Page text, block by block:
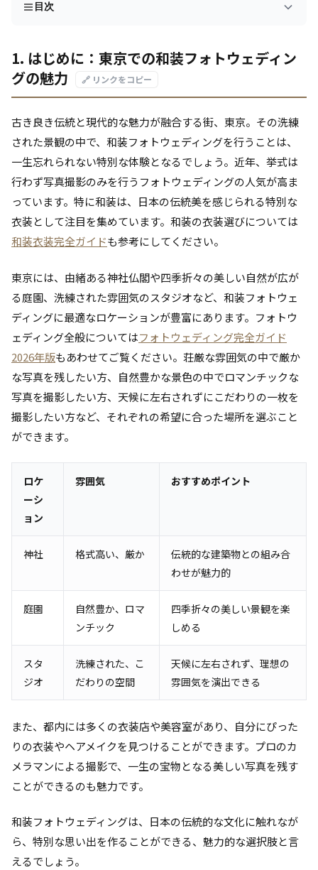
目次
1. はじめに：東京での和装フォトウェディン
グの魅力
🔗 リンクをコピー
古き良き伝統と現代的な魅力が融合する街、東京。その洗練
された景観の中で、和装フォトウェディングを行うことは、
一生忘れられない特別な体験となるでしょう。近年、挙式は
行わず写真撮影のみを行うフォトウェディングの人気が高ま
っています。特に和装は、日本の伝統美を感じられる特別な
衣装として注目を集めています。和装の衣装選びについては
和装衣装完全ガイドも参考にしてください。
東京には、由緒ある神社仏閣や四季折々の美しい自然が広が
る庭園、洗練された雰囲気のスタジオなど、和装フォトウェ
ディングに最適なロケーションが豊富にあります。フォトウ
ェディング全般についてはフォトウェディング完全ガイド
2026年版もあわせてご覧ください。荘厳な雰囲気の中で厳か
な写真を残したい方、自然豊かな景色の中でロマンチックな
写真を撮影したい方、天候に左右されずにこだわりの一枚を
撮影したい方など、それぞれの希望に合った場所を選ぶこと
ができます。
ロケ
ーシ
ョン
雰囲気 おすすめポイント
神社 格式高い、厳か
伝統的な建築物との組み合
わせが魅力的
庭園
自然豊か、ロマ
ンチック
四季折々の美しい景観を楽
しめる
スタ
ジオ
洗練された、こ
だわりの空間
天候に左右されず、理想の
雰囲気を演出できる
また、都内には多くの衣装店や美容室があり、自分にぴった
りの衣装やヘアメイクを見つけることができます。プロのカ
メラマンによる撮影で、一生の宝物となる美しい写真を残す
ことができるのも魅力です。
和装フォトウェディングは、日本の伝統的な文化に触れなが
ら、特別な思い出を作ることができる、魅力的な選択肢と言
えるでしょう。